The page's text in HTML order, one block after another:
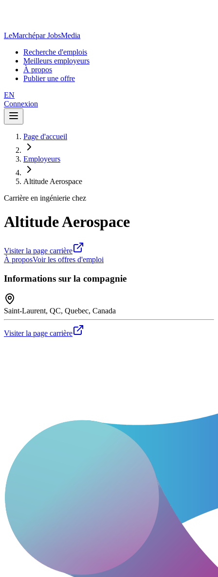
LeMarchépar JobsMedia
Recherche d'emplois
Meilleurs employeurs
À propos
Publier une offre
EN
Connexion
Page d'accueil
Employeurs
Altitude Aerospace
Carrière en ingénierie chez
Altitude Aerospace
Visiter la page carrière
À proposVoir les offres d'emploi
Informations sur la compagnie
Saint-Laurent, QC, Quebec, Canada
Visiter la page carrière